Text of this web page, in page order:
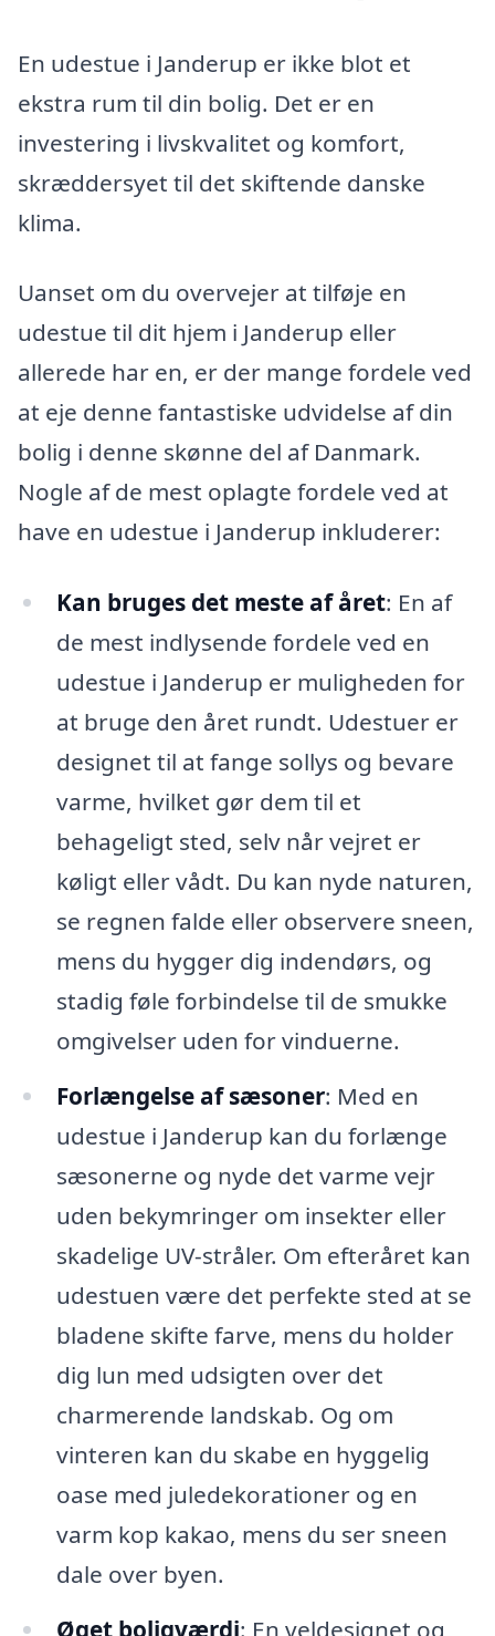
En udestue i Janderup er ikke blot et
ekstra rum til din bolig. Det er en
investering i livskvalitet og komfort,
skræddersyet til det skiftende danske
klima.
Uanset om du overvejer at tilføje en
udestue til dit hjem i Janderup eller
allerede har en, er der mange fordele ved
at eje denne fantastiske udvidelse af din
bolig i denne skønne del af Danmark.
Nogle af de mest oplagte fordele ved at
have en udestue i Janderup inkluderer:
Kan bruges det meste af året: En af
de mest indlysende fordele ved en
udestue i Janderup er muligheden for
at bruge den året rundt. Udestuer er
designet til at fange sollys og bevare
varme, hvilket gør dem til et
behageligt sted, selv når vejret er
køligt eller vådt. Du kan nyde naturen,
se regnen falde eller observere sneen,
mens du hygger dig indendørs, og
stadig føle forbindelse til de smukke
omgivelser uden for vinduerne.
Forlængelse af sæsoner: Med en
udestue i Janderup kan du forlænge
sæsonerne og nyde det varme vejr
uden bekymringer om insekter eller
skadelige UV-stråler. Om efteråret kan
udestuen være det perfekte sted at se
bladene skifte farve, mens du holder
dig lun med udsigten over det
charmerende landskab. Og om
vinteren kan du skabe en hyggelig
oase med juledekorationer og en
varm kop kakao, mens du ser sneen
dale over byen.
Øget boligværdi: En veldesignet og